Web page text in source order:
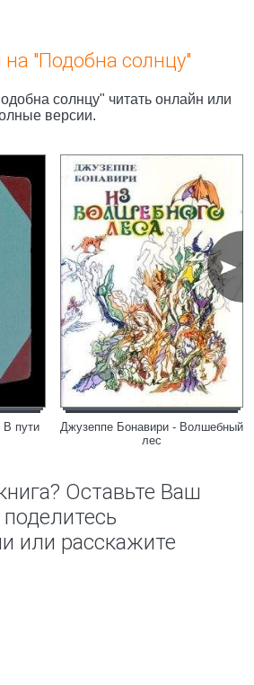
"Подобна солнцу"
солнцу" читать онлайн или
версии.
пути
Джузеппе Бонавири - Волшебный
лес
Оставьте Ваш
или расскажите